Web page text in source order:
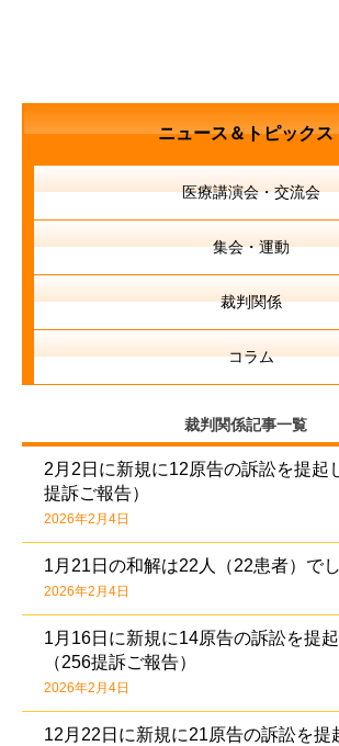
ニュース＆トピックス
医療講演会・交流会
集会・運動
裁判関係
コラム
裁判関係記事一覧
2月2日に新規に12原告の訴訟を提起
提訴ご報告）
2026年2月4日
1月21日の和解は22人（22患者）でし
2026年2月4日
1月16日に新規に14原告の訴訟を提
（256提訴ご報告）
2026年2月4日
12月22日に新規に21原告の訴訟を提